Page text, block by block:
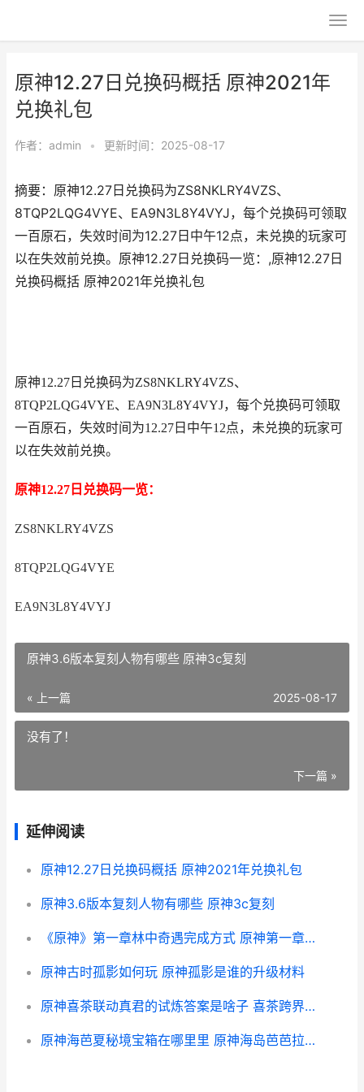
原神12.27日兑换码概括 原神2021年
兑换礼包
作者： admin • 更新时间：2025-08-17
摘要：原神12.27日兑换码为ZS8NKLRY4VZS、
8TQP2LQG4VYE、EA9N3L8Y4VYJ，每个兑换码可领取
一百原石，失效时间为12.27日中午12点，未兑换的玩家可
以在失效前兑换。原神12.27日兑换码一览：,原神12.27日
兑换码概括 原神2021年兑换礼包
原神12.27日兑换码为ZS8NKLRY4VZS、
8TQP2LQG4VYE、EA9N3L8Y4VYJ，每个兑换码可领取
一百原石，失效时间为12.27日中午12点，未兑换的玩家可
以在失效前兑换。
原神12.27日兑换码一览：
ZS8NKLRY4VZS
8TQP2LQG4VYE
EA9N3L8Y4VYJ
原神3.6版本复刻人物有哪些 原神3c复刻
« 上一篇 2025-08-17
没有了！
下一篇 »
延伸阅读
原神12.27日兑换码概括 原神2021年兑换礼包
原神3.6版本复刻人物有哪些 原神3c复刻
《原神》第一章林中奇遇完成方式 原神第一章第四幕攻略
原神古时孤影如何玩 原神孤影是谁的升级材料
原神喜茶联动真君的试炼答案是啥子 喜茶跨界联名
原神海芭夏秘境宝箱在哪里里 原神海岛芭芭拉皮肤